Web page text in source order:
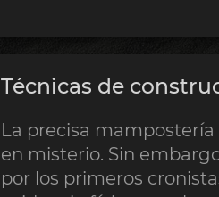
Técnicas de
La precisa
en misterio. Sin
por los primeros